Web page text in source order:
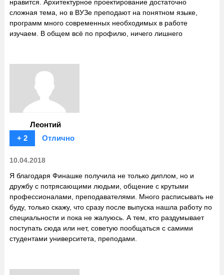
нравится. Архитектурное проектирование достаточно
сложная тема, но в ВУЗе преподают на понятном языке,
программ много современных необходимых в работе
изучаем. В общем всё по профилю, ничего лишнего
Леонтий
+ 2
Отлично
10.04.2018
Я благодаря Финашке получила не только диплом, но и
дружбу с потрясающими людьми, общение с крутыми
профессионалами, преподавателями. Много расписывать не
буду, только скажу, что сразу после выпуска нашла работу по
специальности и пока не жалуюсь. А тем, кто раздумывает
поступать сюда или нет, советую пообщаться с самими
студентами университета, преподами.